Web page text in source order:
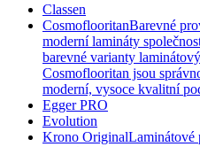
Classen
CosmoflooritanBarevné
moderní lamináty
barevné varianty
Cosmoflooritan jsou
moderní, vysoce kvalitní
Egger PRO
Evolution
Krono OriginalLaminátové